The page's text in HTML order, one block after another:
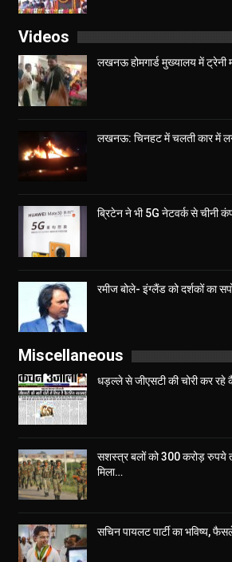
Videos
लखनऊ होमगार्ड मुख्यालय में ट्रेनी
लखनऊ: चिनहट में चलती कार में
ब्रिटेन ने भी 5G नेटवर्क से चीनी
रमीज बोले- इंग्लैंड को दर्शकों का
Miscellaneous
धड़ल्ले से जीएसटी की चोरी कर रहे
सशस्त्र बलों को 300 करोड़ रुपये
मिला…
सचिन पायलट पार्टी का भविष्य,